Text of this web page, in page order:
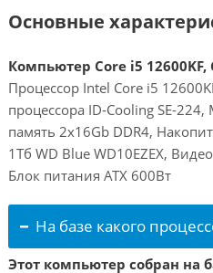
Основные
Компьютер Core i5 12600KF,
Процессор Intel Core i5
процессора ID-Cooling SE-
память 2x16Gb DDR4,
1Тб WD Blue WD10EZEX,
Блок питания ATX 600Вт
На базе какого
Этот компьютер собран на